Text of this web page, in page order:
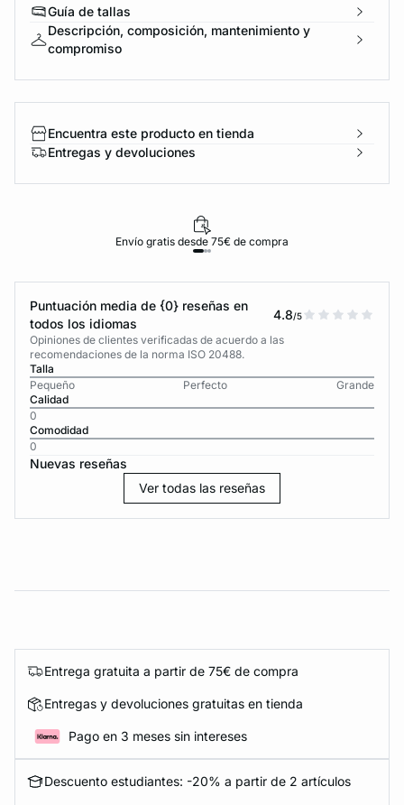
Guía de tallas
Descripción, composición, mantenimiento y
compromiso
Encuentra este producto en tienda
Entregas y devoluciones
Envío gratis desde 75€ de compra
Puntuación media de {0} reseñas en
todos los idiomas
4.8/5
Opiniones de clientes verificadas de acuerdo a las
recomendaciones de la norma ISO 20488.
Talla
Pequeño
Perfecto
Grande
Calidad
0
Comodidad
0
Nuevas reseñas
Ver todas las reseñas
Entrega gratuita a partir de 75€ de compra
Entregas y devoluciones gratuitas en tienda
Pago en 3 meses sin intereses
Descuento estudiantes: -20% a partir de 2 artículos